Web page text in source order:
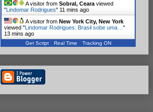
A visitor from Sobral, Ceara viewed
" Lindomar Rodrigues" 11 mins ago
A visitor from New York City, New York
viewed " Lindomar Rodrigues: Brasil sobe uma… "
13 mins ago
Get Script Real Time Tracking ON